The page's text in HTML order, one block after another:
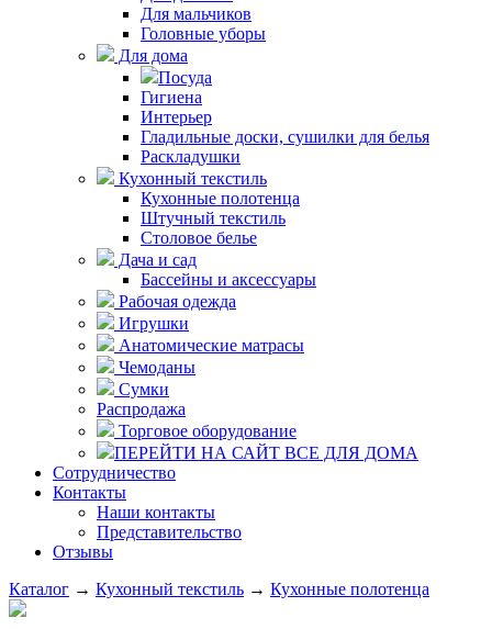
Для мальчиков
Головные уборы
Для дома
Посуда
Гигиена
Интерьер
Гладильные доски, сушилки для белья
Раскладушки
Кухонный текстиль
Кухонные полотенца
Штучный текстиль
Столовое белье
Дача и сад
Бассейны и аксессуары
Рабочая одежда
Игрушки
Анатомические матрасы
Чемоданы
Сумки
Распродажа
Торговое оборудование
ПЕРЕЙТИ НА САЙТ ВСЕ ДЛЯ ДОМА
Сотрудничество
Контакты
Наши контакты
Представительство
Отзывы
Каталог → Кухонный текстиль → Кухонные полотенца